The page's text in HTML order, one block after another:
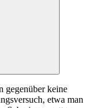
gegenüber keine
etwa man